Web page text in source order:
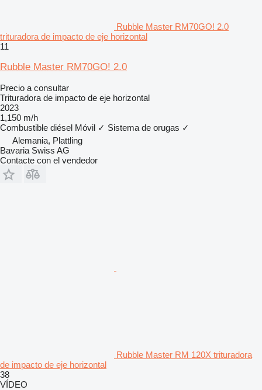
Rubble Master RM70GO! 2.0
trituradora de impacto de eje horizontal
11
Rubble Master RM70GO! 2.0
Precio a consultar
Trituradora de impacto de eje horizontal
2023
1,150 m/h
Combustible diésel Móvil ✓ Sistema de orugas ✓
Alemania, Plattling
Bavaria Swiss AG
Contacte con el vendedor
Rubble Master RM 120X trituradora
de impacto de eje horizontal
38
VÍDEO